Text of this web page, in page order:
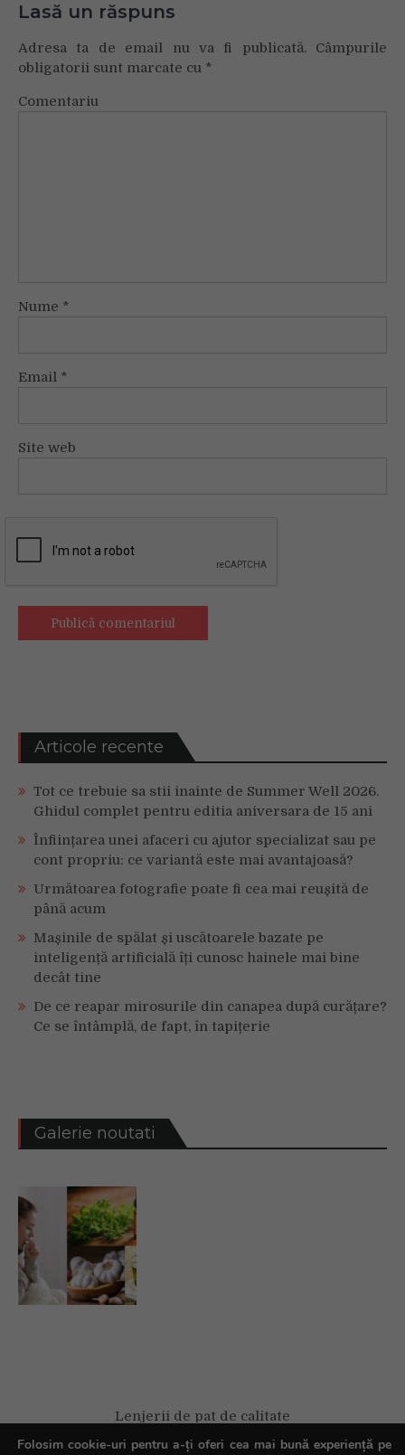
Lasă un răspuns
Adresa ta de email nu va fi publicată.Câmpurile
obligatorii sunt marcate cu *
Comentariu
Nume *
Email *
Site web
Articole recente
Tot ce trebuie sa stii inainte de Summer Well 2026.
Ghidul complet pentru editia aniversara de 15 ani
Înființarea unei afaceri cu ajutor specializat sau pe
cont propriu: ce variantă este mai avantajoasă?
Următoarea fotografie poate fi cea mai reușită de
până acum
Mașinile de spălat și uscătoarele bazate pe
inteligență artificială îți cunosc hainele mai bine
decât tine
De ce reapar mirosurile din canapea după curățare?
Ce se întâmplă, de fapt, în tapițerie
Galerie noutati
Lenjerii de pat de calitate
Folosim cookie-uri pentru a-ți oferi cea mai bună experiență pe